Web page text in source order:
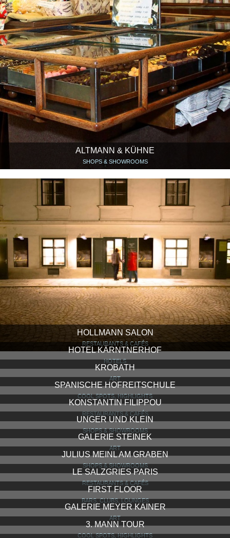
ALTMANN & KÜHNE
SHOPS & SHOWROOMS
HOLLMANN SALON
RESTAURANTS & CAFÉS
HOTEL KÄRNTNERHOF
HOTELS
KROBATH
ART
SPANISCHE HOFREITSCHULE
COOL SPOTS, HIGHLIGHTS
KONSTANTIN FILIPPOU
RESTAURANTS & CAFÉS
UNGER UND KLEIN
SHOPS & SHOWROOMS
GALERIE STEINEK
ART
JULIUS MEINL AM GRABEN
SHOPS & SHOWROOMS
LE SALZGRIES PARIS
RESTAURANTS & CAFÉS
FIRST FLOOR
BARS, CLUBS, LOUNGES
GALERIE MEYER KAINER
ART
3. MANN TOUR
COOL SPOTS, HIGHLIGHTS